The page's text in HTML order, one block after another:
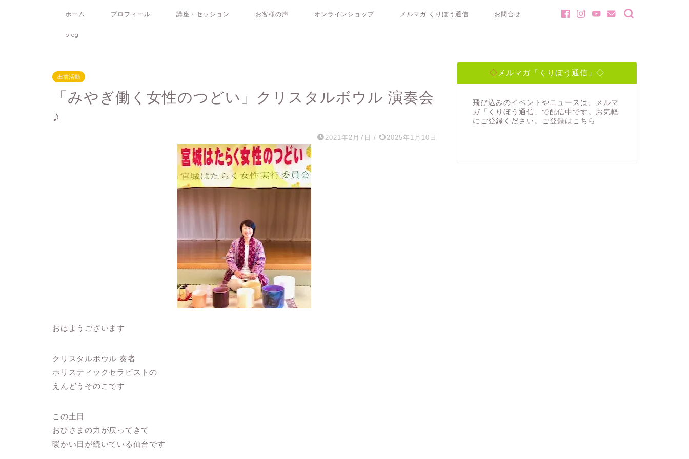
ホーム プロフィール 講座・セッション お客様の声 オンラインショップ メルマガ くりぼう通信 お問合せ
blog
出前活動
「みやぎ働く女性のつどい」クリスタルボウル 演奏会
♪
2021年2月7日 / 2025年1月10日
おはようございます
クリスタルボウル 奏者
ホリスティックセラピストの
えんどうそのこです
この土日
おひさまの力が戻ってきて
暖かい日が続いている仙台です
◇メルマガ「くりぼう通信」◇
飛び込みのイベントやニュースは、メルマ
ガ「くりぼう通信」で配信中です。お気軽
にご登録ください。ご登録は こちら